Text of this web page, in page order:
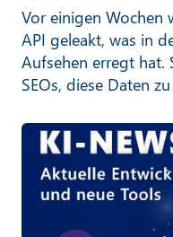
Vor einigen Wochen
API geleakt, was in
Aufsehen erregt hat.
SEOs, diese Daten